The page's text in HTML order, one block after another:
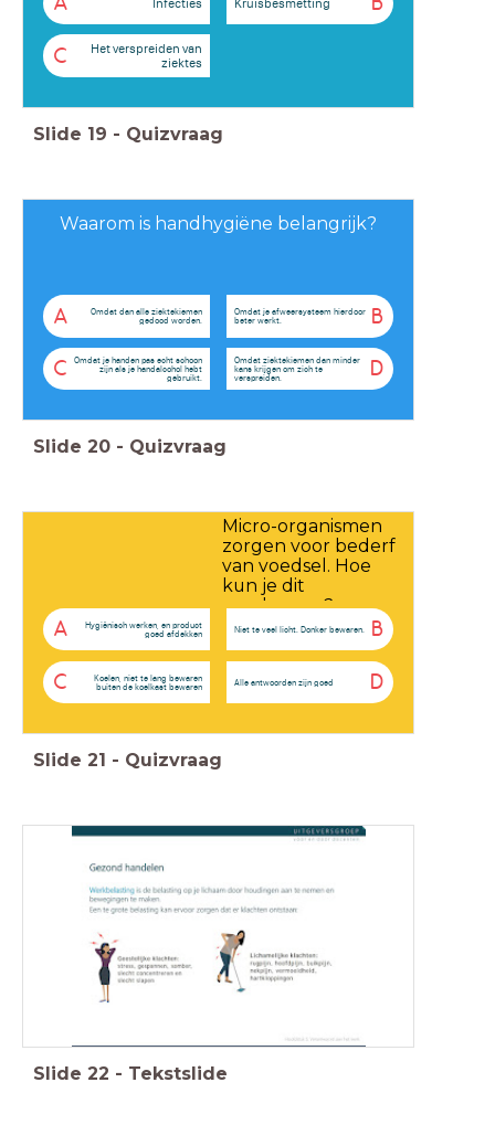
C
Het verspreiden van
ziektes
Slide 19 - Quizvraag
Waarom is handhygiëne belangrijk?
A
Omdat dan alle ziektekiemen
gedood worden.
B
Omdat je afweersysteem hierdoor
beter werkt.
C
Omdat je handen pas echt schoon
zijn als je handalcohol hebt
gebruikt.
D
Omdat ziektekiemen dan minder
kans krijgen om zich te
verspreiden.
Slide 20 - Quizvraag
Micro-organismen
zorgen voor bederf
van voedsel. Hoe
kun je dit
voorkomen?
A
Hygiënisch werken, en product
goed afdekken
B
Niet te veel licht. Donker bewaren.
C
Koelen, niet te lang bewaren
buiten de koelkast bewaren
D
Alle antwoorden zijn goed
Slide 21 - Quizvraag
Slide 22 - Tekstslide